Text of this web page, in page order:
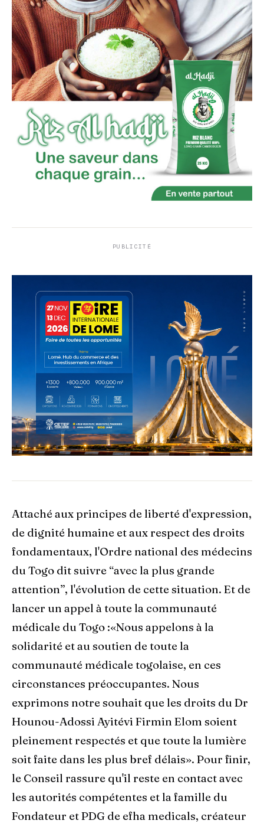
PUBLICITÉ
Attaché aux principes de liberté d'expression,
de dignité humaine et aux respect des droits
fondamentaux, l'Ordre national des médecins
du Togo dit suivre “avec la plus grande
attention”, l'évolution de cette situation. Et de
lancer un appel à toute la communauté
médicale du Togo :«Nous appelons à la
solidarité et au soutien de toute la
communauté médicale togolaise, en ces
circonstances préoccupantes. Nous
exprimons notre souhait que les droits du Dr
Hounou-Adossi Ayitévi Firmin Elom soient
pleinement respectés et que toute la lumière
soit faite dans les plus bref délais». Pour finir,
le Conseil rassure qu'il reste en contact avec
les autorités compétentes et la famille du
Fondateur et PDG de efha medicals, créateur